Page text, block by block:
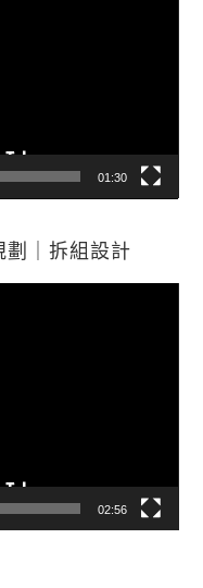
01:30
劃｜拆組設計
02:56